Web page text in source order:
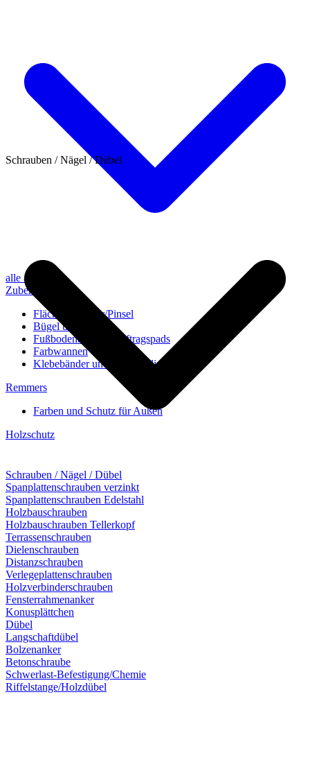
alle anzeigen
Zubehör
Flächenstreicher/Pinsel
Bügel und Rollen
Fußbodenbürsten/Auftragspads
Farbwannen
Klebebänder und Abdeckvlies
Remmers
Farben und Schutz für Außen
Holzschutz
Schrauben / Nägel / Dübel
Schrauben / Nägel / Dübel
Spanplattenschrauben verzinkt
Spanplattenschrauben Edelstahl
Holzbauschrauben
Holzbauschrauben Tellerkopf
Terrassenschrauben
Dielenschrauben
Distanzschrauben
Verlegeplattenschrauben
Holzverbinderschrauben
Fensterrahmenanker
Konusplättchen
Dübel
Langschaftdübel
Bolzenanker
Betonschraube
Schwerlast-Befestigung/Chemie
Riffelstange/Holzdübel